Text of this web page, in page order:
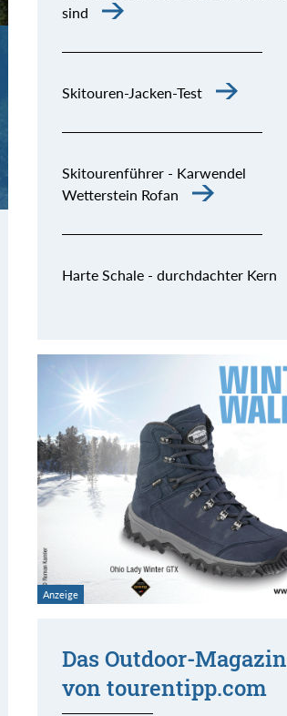
sind
Skitouren-Jacken-Test
Skitourenführer - Karwendel
Wetterstein Rofan
Harte Schale - durchdachter Kern
Das Outdoor-Magazin
von tourentipp.com